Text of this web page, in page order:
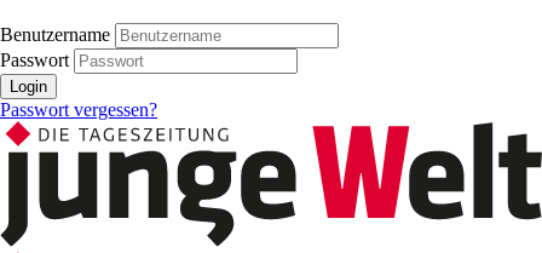
Benutzername
Passwort
Login
Passwort vergessen?